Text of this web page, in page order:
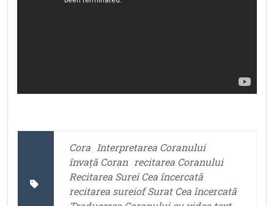
Cora Interpretarea Coranului
învață Coran recitarea Coranului
Recitarea Surei Cea încercată
recitarea sureiof Surat Cea încercată